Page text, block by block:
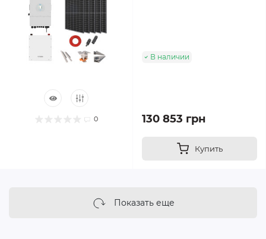
0
В наличии
130 853 грн
Купить
Показать еще